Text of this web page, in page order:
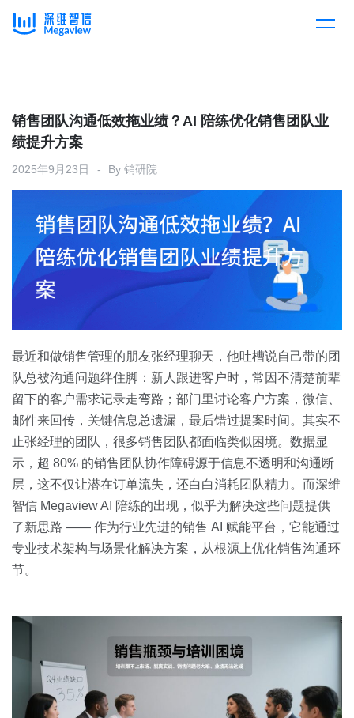
产品总览
产品集成
下载客户端
解决方案
按行业
消费医疗
汽车
房地产
金融
按角色
销售人员
销售管理
交易跟进
客户案例
开放平台
定价
资源中心
全部
白皮书
销售会话智能
关于我们
预约演示
销售团队沟通低效拖业绩？AI 陪练优化销售团队业
绩提升方案
2025年9月23日 By 销研院
最近和做销售管理的朋友张经理聊天，他吐槽说自己带的团
队总被沟通问题绊住脚：新人跟进客户时，常因不清楚前辈
留下的客户需求记录走弯路；部门里讨论客户方案，微信、
邮件来回传，关键信息总遗漏，最后错过提案时间。其实不
止张经理的团队，很多销售团队都面临类似困境。数据显
示，超 80% 的销售团队协作障碍源于信息不透明和沟通断
层，这不仅让潜在订单流失，还白白消耗团队精力。而深维
智信 Megaview AI 陪练的出现，似乎为解决这些问题提供
了新思路 —— 作为行业先进的销售 AI 赋能平台，它能通过
专业技术架构与场景化解决方案，从根源上优化销售沟通环
节。